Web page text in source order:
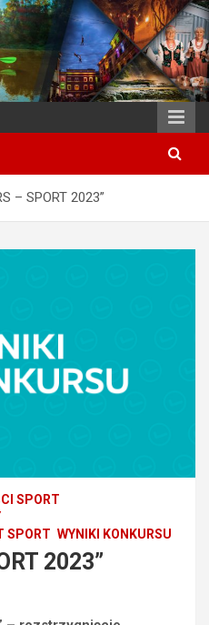
– SPORT 2023”
SPORT
SPORT WYNIKI KONKURSU
2023”